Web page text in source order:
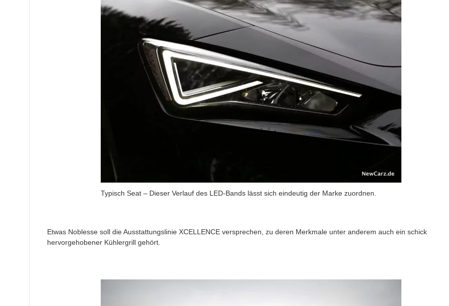
Typisch Seat – Dieser Verlauf des LED-Bands lässt sich eindeutig der Marke zuordnen.
Etwas Noblesse soll die Ausstattungslinie XCELLENCE versprechen, zu deren Merkmale unter anderem auch ein schick
hervorgehobener Kühlergrill gehört.